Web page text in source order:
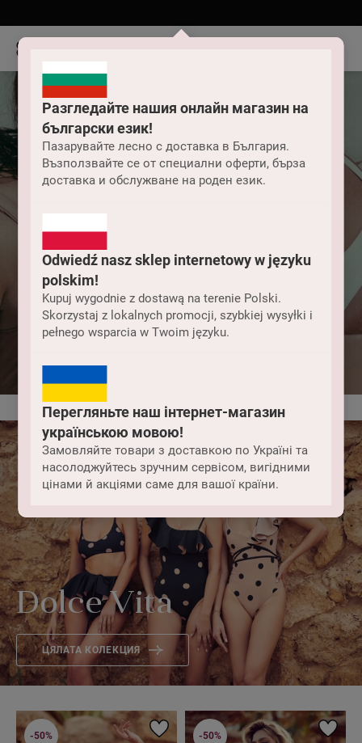
Разгледайте нашия онлайн магазин на
български език!
Пазарувайте лесно с доставка в България.
Възползвайте се от специални оферти, бърза
доставка и обслужване на роден език.
Odwiedź nasz sklep internetowy w języku
polskim!
Kupuj wygodnie z dostawą na terenie Polski.
Skorzystaj z lokalnych promocji, szybkiej wysyłki i
pełnego wsparcia w Twoim języku.
Перегляньте наш інтернет-магазин
українською мовою!
Замовляйте товари з доставкою по Україні та
насолоджуйтесь зручним сервісом, вигідними
цінами й акціями саме для вашої країни.
Дамски бански
Dolce Vita
ЦЯЛАТА КОЛЕКЦИЯ
-50% -50%